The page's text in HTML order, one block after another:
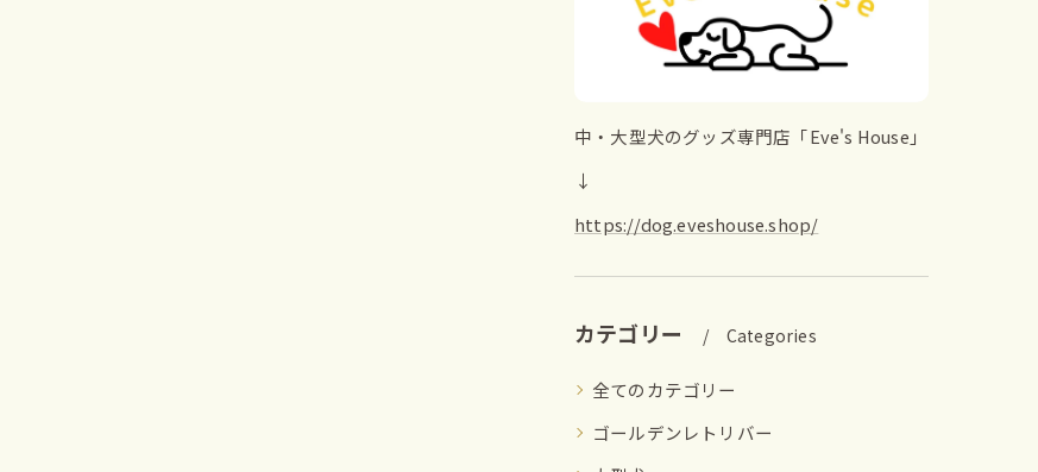
中・大型犬のグッズ専門店「Eve's House」
↓
https://dog.eveshouse.shop/
カテゴリー Categories
全てのカテゴリー
ゴールデンレトリバー